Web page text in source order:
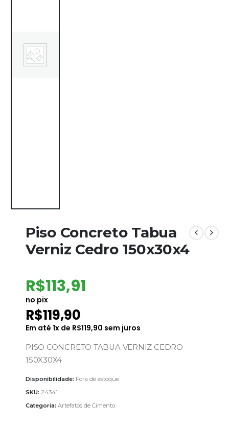
Piso Concreto Tabua
Verniz Cedro 150x30x4
R$113,91
no pix
R$119,90
Em até 1x de R$119,90 sem juros
PISO CONCRETO TABUA VERNIZ CEDRO
150X30X4
Disponibilidade: Fora de estoque
SKU: 24341
Categoria: Artefatos de Cimento